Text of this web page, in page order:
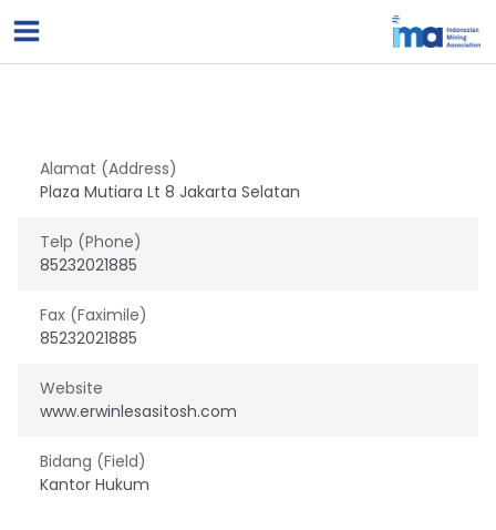
ke
Plaza Mutiara Lt 8 Jakarta Selatan
Alamat (Address)
85232021885
Telp (Phone)
85232021885
Fax (Faximile)
www.erwinlesasitosh.com
Website
Kantor Hukum
Bidang (Field)